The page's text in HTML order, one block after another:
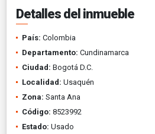
Detalles del inmueble
País: Colombia
Departamento: Cundinamarca
Ciudad: Bogotá D.C.
Localidad: Usaquén
Zona: Santa Ana
Código: 8523992
Estado: Usado